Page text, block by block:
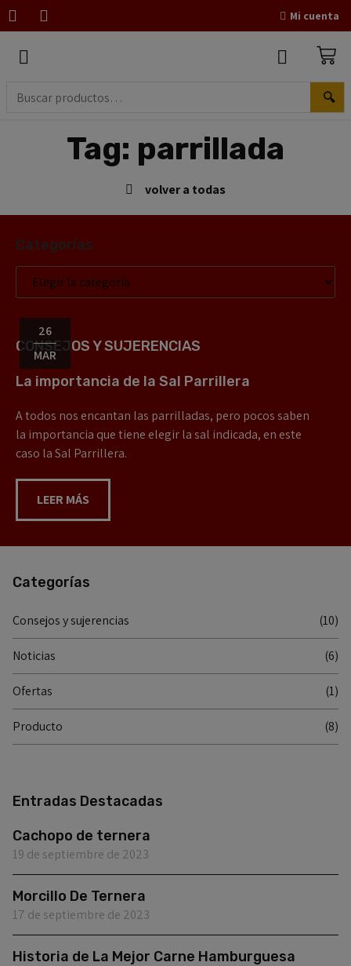
Mi cuenta
🔍
Tag: parrillada
volver a todas
Categorías
26
MAR
CONSEJOS Y SUJERENCIAS
La importancia de la Sal Parrillera
A todos nos encantan las parrilladas, pero pocos saben
la importancia que tiene elegir la sal indicada, en este
caso la Sal Parrillera.
LEER MÁS
Categorías
Consejos y sujerencias (10)
Noticias (6)
Ofertas (1)
Producto (8)
Entradas Destacadas
Cachopo de ternera
19 de septiembre de 2023
Morcillo De Ternera
17 de septiembre de 2023
Historia de La Mejor Carne Hamburguesa